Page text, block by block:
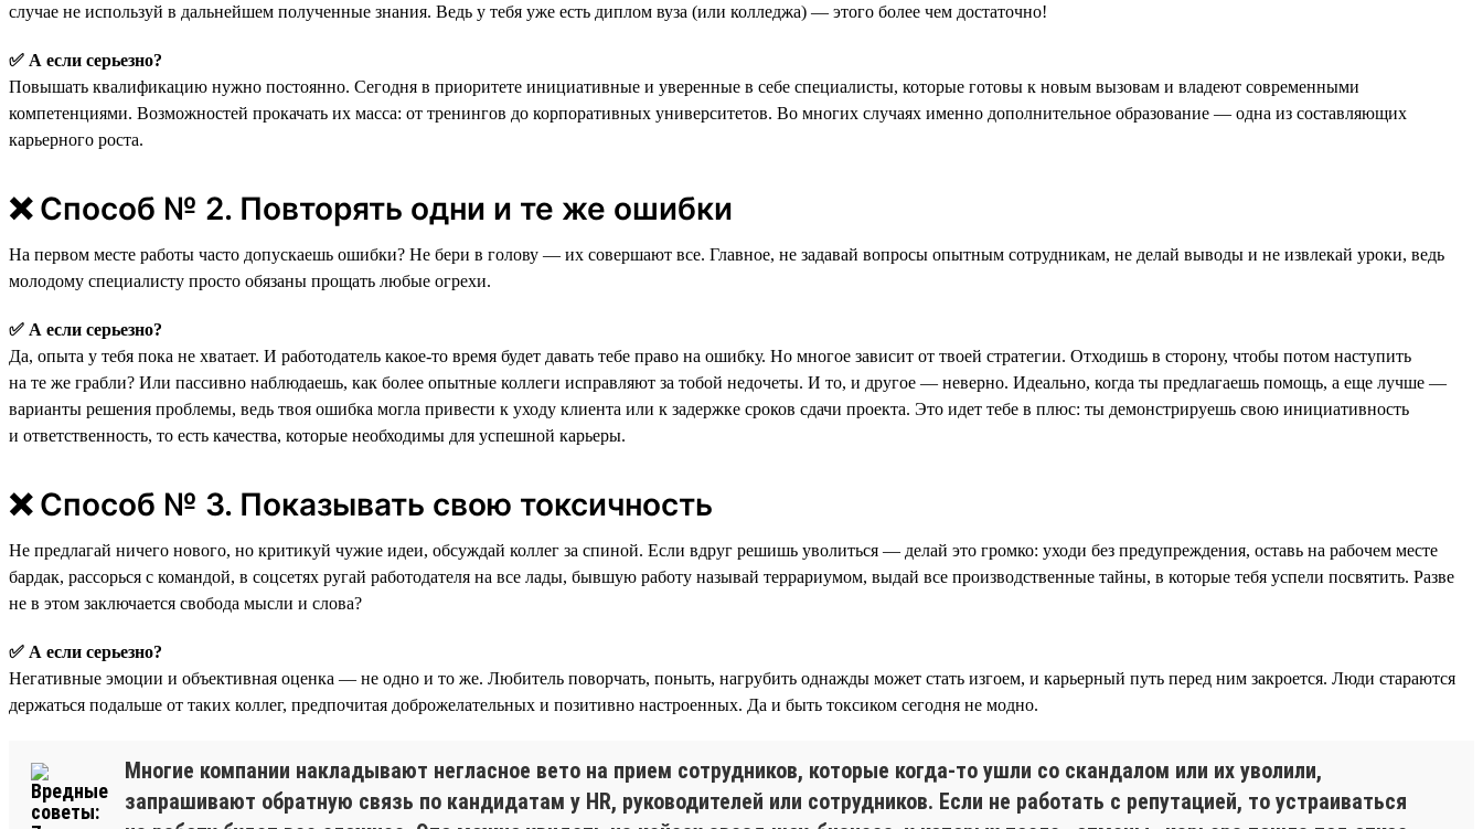
случае не используй в дальнейшем полученные знания. Ведь у тебя уже есть диплом вуза (или колледжа) — этого более чем достаточно!
✅ А если серьезно?
Повышать квалификацию нужно постоянно. Сегодня в приоритете инициативные и уверенные в себе специалисты, которые готовы к новым вызовам и владеют современными
компетенциями. Возможностей прокачать их масса: от тренингов до корпоративных университетов. Во многих случаях именно дополнительное образование — одна из составляющих
карьерного роста.
❌ Способ № 2. Повторять одни и те же ошибки
На первом месте работы часто допускаешь ошибки? Не бери в голову — их совершают все. Главное, не задавай вопросы опытным сотрудникам, не делай выводы и не извлекай уроки, ведь
молодому специалисту просто обязаны прощать любые огрехи.
✅ А если серьезно?
Да, опыта у тебя пока не хватает. И работодатель какое-то время будет давать тебе право на ошибку. Но многое зависит от твоей стратегии. Отходишь в сторону, чтобы потом наступить
на те же грабли? Или пассивно наблюдаешь, как более опытные коллеги исправляют за тобой недочеты. И то, и другое — неверно. Идеально, когда ты предлагаешь помощь, а еще лучше —
варианты решения проблемы, ведь твоя ошибка могла привести к уходу клиента или к задержке сроков сдачи проекта. Это идет тебе в плюс: ты демонстрируешь свою инициативность
и ответственность, то есть качества, которые необходимы для успешной карьеры.
❌ Способ № 3. Показывать свою токсичность
Не предлагай ничего нового, но критикуй чужие идеи, обсуждай коллег за спиной. Если вдруг решишь уволиться — делай это громко: уходи без предупреждения, оставь на рабочем месте
бардак, рассорься с командой, в соцсетях ругай работодателя на все лады, бывшую работу называй террариумом, выдай все производственные тайны, в которые тебя успели посвятить. Разве
не в этом заключается свобода мысли и слова?
✅ А если серьезно?
Негативные эмоции и объективная оценка — не одно и то же. Любитель поворчать, поныть, нагрубить однажды может стать изгоем, и карьерный путь перед ним закроется. Люди стараются
держаться подальше от таких коллег, предпочитая доброжелательных и позитивно настроенных. Да и быть токсиком сегодня не модно.
Многие компании накладывают негласное вето на прием сотрудников, которые когда-то ушли со скандалом или их уволили,
запрашивают обратную связь по кандидатам у HR, руководителей или сотрудников. Если не работать с репутацией, то устраиваться